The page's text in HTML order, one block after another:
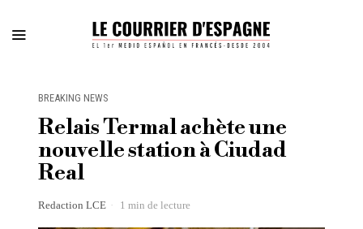
BREAKING NEWS
Relais Termal achète une
nouvelle station à Ciudad
Real
Redaction LCE 1 min de lecture